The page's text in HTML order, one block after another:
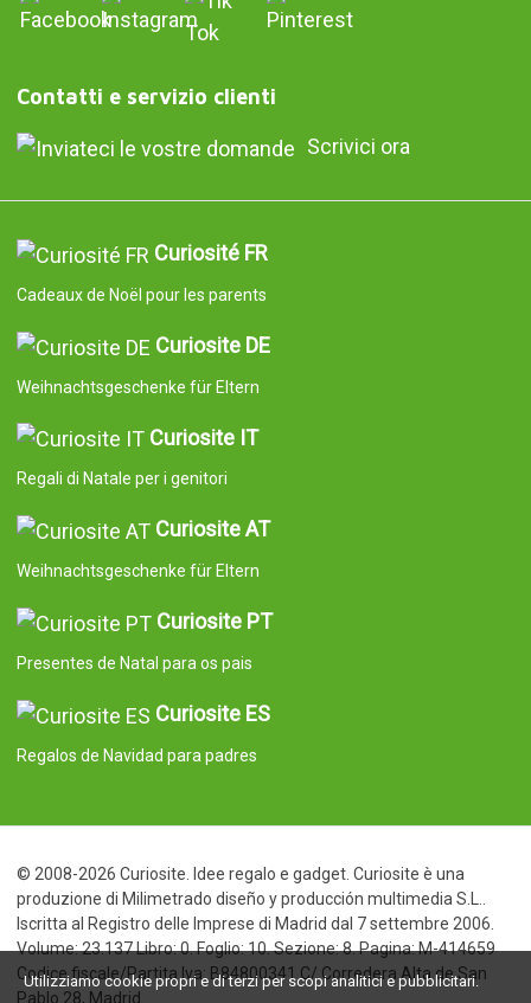
Contatti e servizio clienti
Scrivici ora
Curiosité FR
Cadeaux de Noël pour les parents
Curiosite DE
Weihnachtsgeschenke für Eltern
Curiosite IT
Regali di Natale per i genitori
Curiosite AT
Weihnachtsgeschenke für Eltern
Curiosite PT
Presentes de Natal para os pais
Curiosite ES
Regalos de Navidad para padres
© 2008-2026 Curiosite. Idee regalo e gadget. Curiosite è una
produzione di Milimetrado diseño y producción multimedia S.L..
Iscritta al Registro delle Imprese di Madrid dal 7 settembre 2006.
Volume: 23.137 Libro: 0. Foglio: 10. Sezione: 8. Pagina: M-414659
Codice fiscale/Partita Iva: B84800341 C/ Corredera Alta de San
Pablo 28, Madrid
Utilizziamo cookie propri e di terzi per scopi analitici e pubblicitari.